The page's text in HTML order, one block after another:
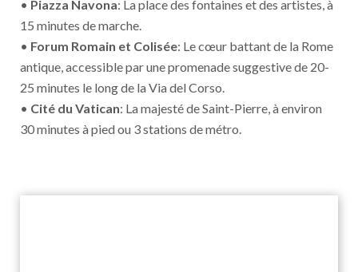
• Piazza Navona: La place des fontaines et des artistes, à
15 minutes de marche.
• Forum Romain et Colisée: Le cœur battant de la Rome
antique, accessible par une promenade suggestive de 20-
25 minutes le long de la Via del Corso.
• Cité du Vatican: La majesté de Saint-Pierre, à environ
30 minutes à pied ou 3 stations de métro.